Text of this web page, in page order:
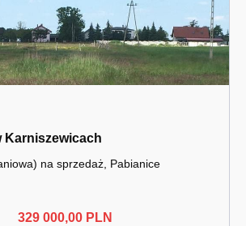
Karniszewicach
na sprzedaż, Pabianice
329 000,00 PLN